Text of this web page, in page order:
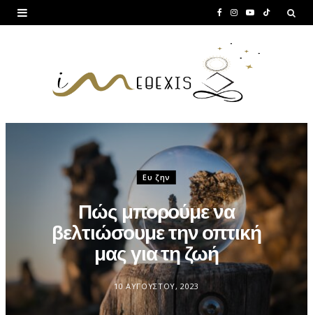
c
e
o
o
k
I
a
Y
b
T
Ευ ζην
Πώς μπορούμε να
βελτιώσουμε την οπτική
μας για τη ζωή
10 ΑΥΓΟΎΣΤΟΥ, 2023